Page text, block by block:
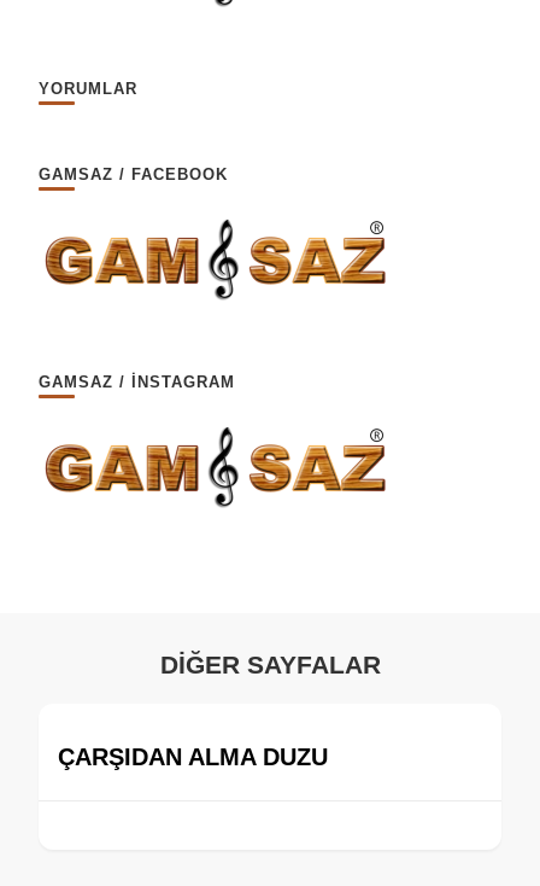
YORUMLAR
GAMSAZ / FACEBOOK
GAMSAZ / İNSTAGRAM
DİĞER SAYFALAR
ÇARŞIDAN ALMA DUZU